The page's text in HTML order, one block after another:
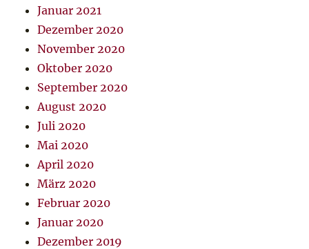
Januar 2021
Dezember 2020
November 2020
Oktober 2020
September 2020
August 2020
Juli 2020
Mai 2020
April 2020
März 2020
Februar 2020
Januar 2020
Dezember 2019